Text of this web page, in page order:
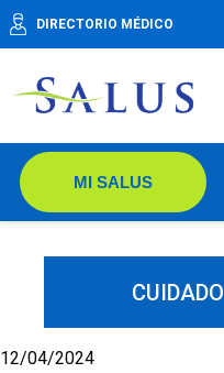
DIRECTORIO MÉDICO
MI SALUS
12/04/2024